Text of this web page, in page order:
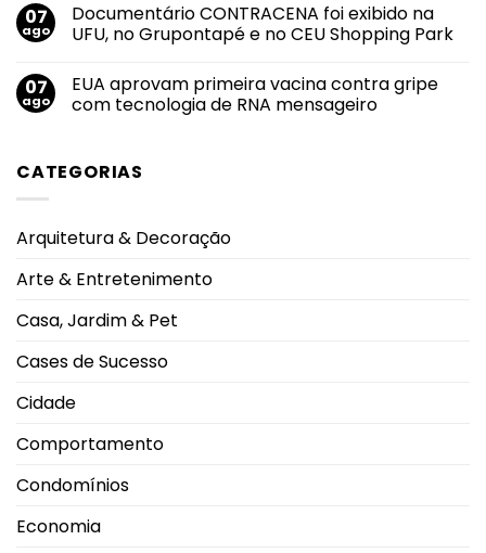
em
2026
durante
com
Juliane
Carvalho
à
Grécia
em
Uberlândia
está
cidades
do
Sudeste
de
vida,
07
ago
Documentário CONTRACENA foi exibido na
UFU, no Grupontapé e no CEU Shopping Park
em
Documentário
CONTRACENA
UFU,
no
CEU
07
ago
EUA aprovam primeira vacina contra gripe
com tecnologia de RNA mensageiro
EUA
aprovam
gripe
de
mensageiro
CATEGORIAS
Arquitetura & Decoração
Arte & Entretenimento
Casa, Jardim & Pet
Cases de Sucesso
Cidade
Comportamento
Condomínios
Economia